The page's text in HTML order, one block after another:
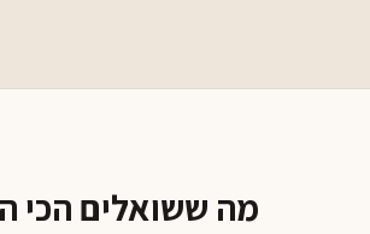
מה ששואלים הכי